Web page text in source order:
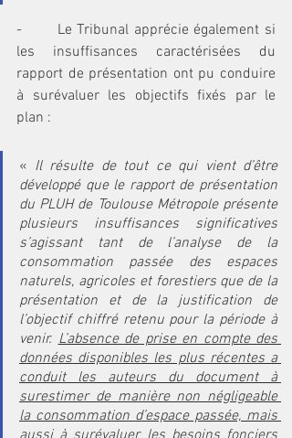
-       Le Tribunal apprécie également si
les insuffisances caractérisées du
rapport de présentation ont pu conduire
à surévaluer les objectifs fixés par le
plan :
« Il résulte de tout ce qui vient d’être
développé que le rapport de présentation
du PLUH de Toulouse Métropole présente
plusieurs insuffisances significatives
s’agissant tant de l’analyse de la
consommation passée des espaces
naturels, agricoles et forestiers que de la
présentation et de la justification de
l’objectif chiffré retenu pour la période à
venir. L’absence de prise en compte des
données disponibles les plus récentes a
conduit les auteurs du document à
surestimer de manière non négligeable
la consommation d’espace passée, mais